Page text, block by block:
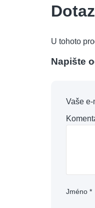
U tohoto
Napište
Vaše
Jméno *